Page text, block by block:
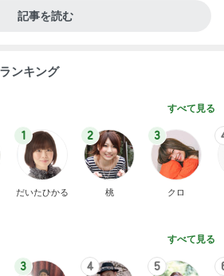
記事を読む
ンキング
すべて見る
1
だいたひかる
2
桃
3
クロ
すべて見る
3 4 5